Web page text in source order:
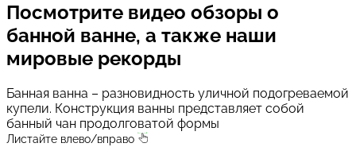
Посмотрите видео обзоры о
банной ванне, а также наши
мировые рекорды
Банная ванна – разновидность уличной подогреваемой
купели. Конструкция ванны представляет собой
банный чан продолговатой формы
Листайте влево/вправо